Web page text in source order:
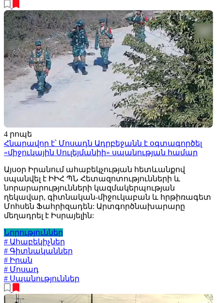
4 րոպե
Հնարավոր է՝ Մոսադն Ադրբեջանն է օգտագործել
«միջուկային Սուլեյմանիի» սպանության համար
Այսօր Իրանում ահաբեկչության հետևանքով
սպանվել է ԻԻՀ ՊՆ Հետազոտությունների և
նորարարությունների կազմակերպության
ղեկավար, գիտնական-միջուկաբան և հրթիռագետ
Մոհսեն Ֆահրիզադեն: Արտգործնախարարը
մեղադրել է Իսրայելին:
Նորություններ
# Ահաբեկիչներ
# Գիտնականներ
# Իրան
# Մոսադ
# Սպանություններ